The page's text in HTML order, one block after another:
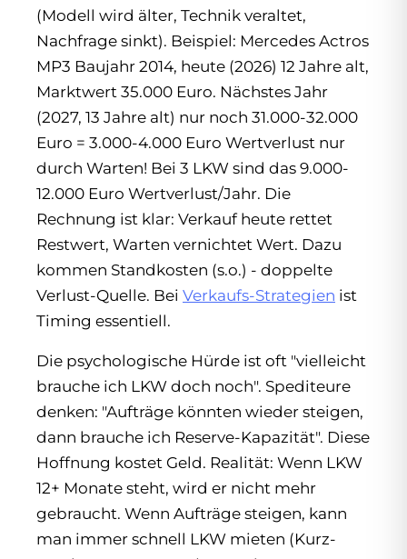
(Modell wird älter, Technik veraltet,
Nachfrage sinkt). Beispiel: Mercedes Actros
MP3 Baujahr 2014, heute (2026) 12 Jahre alt,
Marktwert 35.000 Euro. Nächstes Jahr
(2027, 13 Jahre alt) nur noch 31.000-32.000
Euro = 3.000-4.000 Euro Wertverlust nur
durch Warten! Bei 3 LKW sind das 9.000-
12.000 Euro Wertverlust/Jahr. Die
Rechnung ist klar: Verkauf heute rettet
Restwert, Warten vernichtet Wert. Dazu
kommen Standkosten (s.o.) - doppelte
Verlust-Quelle. Bei Verkaufs-Strategien ist
Timing essentiell.
Die psychologische Hürde ist oft "vielleicht
brauche ich LKW doch noch". Spediteure
denken: "Aufträge könnten wieder steigen,
dann brauche ich Reserve-Kapazität". Diese
Hoffnung kostet Geld. Realität: Wenn LKW
12+ Monate steht, wird er nicht mehr
gebraucht. Wenn Aufträge steigen, kann
man immer schnell LKW mieten (Kurz-